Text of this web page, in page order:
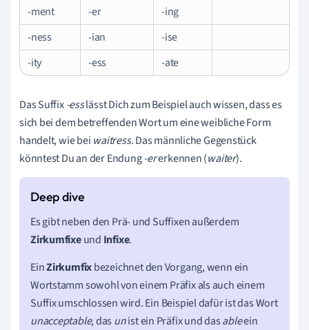
-ment
-er
-ing
-ness
-ian
-ise
-ity
-ess -ate
Das Suffix-esslässt Dich zum Beispiel auch wissen, dass es
sich bei dem betreffenden Wort um eine weibliche Form
handelt, wie bei waitress. Das männliche Gegenstück
könntest Du an der Endung-ererkennen (waiter).
Es gibt neben den Prä- und Suffixen außerdem
Zirkumfixeund Infixe.
EinZirkumfixbezeichnet den Vorgang, wenn ein
Wortstamm sowohl von einem Präfix als auch einem
Suffix umschlossen wird. Ein Beispiel dafür ist das Wort
unacceptable, das unist ein Präfix und dasableein